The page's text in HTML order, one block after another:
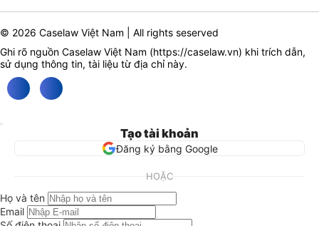
© 2026 Caselaw Việt Nam | All rights seserved
Ghi rõ nguồn Caselaw Việt Nam (https://caselaw.vn) khi trích dẫn,
sử dụng thông tin, tài liệu từ địa chỉ này.
Tạo tài khoản
Đăng ký bằng Google
HOẶC
Họ và tên
Email